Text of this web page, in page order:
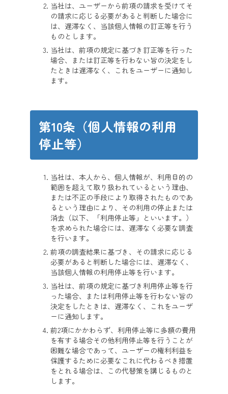
当社は、ユーザーから前項の請求を受けてそ
の請求に応じる必要があると判断した場合に
は、遅滞なく、当該個人情報の訂正等を行う
ものとします。
当社は、前項の規定に基づき訂正等を行った
場合、または訂正等を行わない旨の決定をし
たときは遅滞なく、これをユーザーに通知し
ます。
第10条（個人情報の利用
停止等）
当社は、本人から、個人情報が、利用目的の
範囲を超えて取り扱われているという理由、
または不正の手段により取得されたものであ
るという理由により、その利用の停止または
消去（以下、「利用停止等」といいます。）
を求められた場合には、遅滞なく必要な調査
を行います。
前項の調査結果に基づき、その請求に応じる
必要があると判断した場合には、遅滞なく、
当該個人情報の利用停止等を行います。
当社は、前項の規定に基づき利用停止等を行
った場合、または利用停止等を行わない旨の
決定をしたときは、遅滞なく、これをユーザ
ーに通知します。
前2項にかかわらず、利用停止等に多額の費用
を有する場合その他利用停止等を行うことが
困難な場合であって、ユーザーの権利利益を
保護するために必要なこれに代わるべき措置
をとれる場合は、この代替策を講じるものと
します。